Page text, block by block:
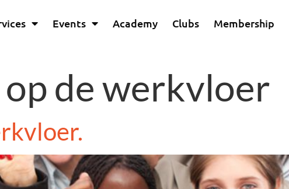
Events Academy Clubs Membership
op de werkvloer